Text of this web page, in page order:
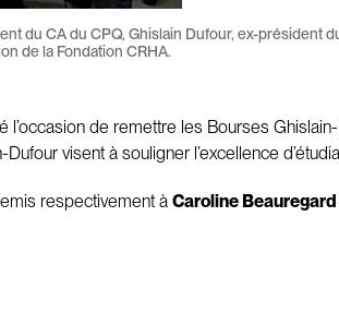
du CA du CPQ, Ghislain Dufour, ex-
de la Fondation CRHA.
de remettre les Bourses
visent à souligner l’excellence
respectivement à Caroline Beauregard